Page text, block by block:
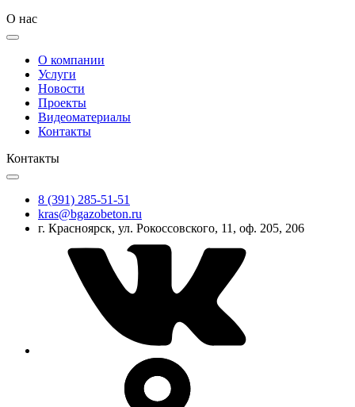
О нас
О компании
Услуги
Новости
Проекты
Видеоматериалы
Контакты
Контакты
8 (391) 285-51-51
kras@bgazobeton.ru
г. Красноярск, ул. Рокоссовского, 11, оф. 205, 206